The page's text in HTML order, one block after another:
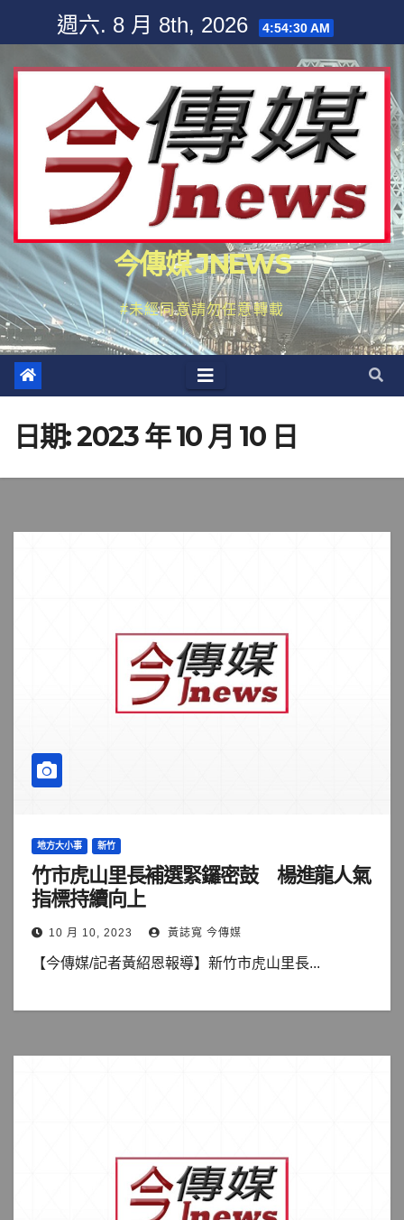
content
週六. 8 月 8th, 2026 4:54:31 AM
今傳媒 JNEWS
#未經同意請勿任意轉載
日期:2023 年 10 月 10 日
地方大小事 新竹
竹市虎山里長補選緊鑼密鼓 楊進龍人氣
指標持續向上
10 月 10, 2023 黃誌寬 今傳媒
【今傳媒/記者黃紹恩報導】新竹市虎山里長...